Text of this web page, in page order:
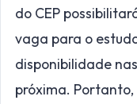
do CEP
vaga para o
disponibilidade
próxima.